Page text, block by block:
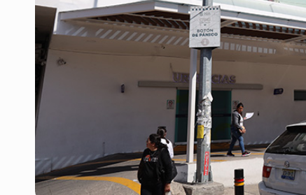
Quinto Patio
Sheinbaum anuncia refuerzo de